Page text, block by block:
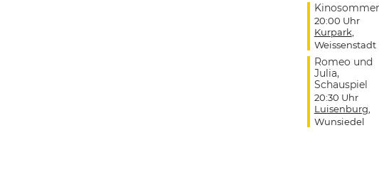
Kinosommer
20:00 Uhr
Kurpark
Weissenstadt
Romeo und
Julia,
Schauspiel
20:30 Uhr
Luisenburg
Wunsiedel